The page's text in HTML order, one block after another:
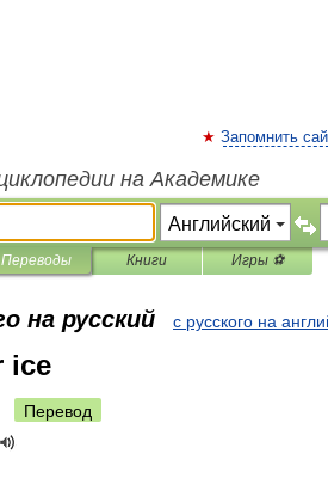
Запомнить
на Академике
Переводы Книги Игры ⚽
на русский с русского на
ice
Перевод